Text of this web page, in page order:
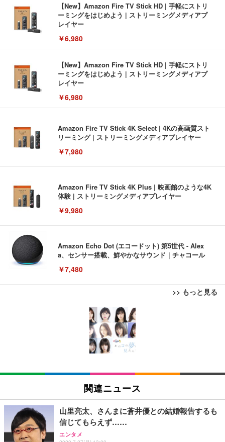
【New】Amazon Fire TV Stick HD | 手軽にストリ
ーミングをはじめよう | ストリーミングメディアプ
レイヤー
￥6,980
【New】Amazon Fire TV Stick HD | 手軽にストリ
ーミングをはじめよう | ストリーミングメディアプ
レイヤー
￥6,980
Amazon Fire TV Stick 4K Select | 4Kの高画質スト
リーミング | ストリーミングメディアプレイヤー
￥7,980
Amazon Fire TV Stick 4K Plus | 映画館のような4K
体験 | ストリーミングメディアプレイヤー
￥9,980
Amazon Echo Dot (エコードット) 第5世代 - Alex
a、センサー搭載、鮮やかなサウンド｜チャコール
￥7,480
>> もっと見る
[EdoErgo] オフィスチェア 椅子 テレワーク 疲れな
い 跳ね上げ式アームレスト コンパクト 約105度ロッ
キング pc 事務椅子 360度回転 座面昇降 強化ナイロ
ン樹脂ベース 通気性メッシュ 在宅ワーク H-WY01
(黒網+黒枠+黒足)
SIHOO B100 オフィスチェア／デスクチェア メッシ
ュチェア 人間工学 疲れない ブラック
￥27,999
Sezlife オフィスチェア デスクチェア 疲れない テレ
ワーク チェア 強化バックレスト 30度ロッキング機
EIZO ビジネス向けプレミアムモニター | FlexScan
EV3240X-WT | 31.5型4K UHD・USB Type-C・ホワ
￥105,595
EIZO ビジネス向けプレミアムモニター | FlexScan
￥109,572
【純正品】27"ゲーミングモニター DualSense 充電
Amazonベーシック ペットシーツ 薄型 レギュラー 1
回使い捨て 無香料 ホワイト 300枚
Amazonベーシック ペットシーツ 厚型 ワイド 42枚
x2袋(84枚) ホワイト(吸収面:ライトブルー)
￥3,234
ネオ・ルーライフ ネオ・オムツ L 中型犬用 26枚入
関連ニュース
山里亮太、さんまに蒼井優との結婚報告するも
信じてもらえず……
エンタメ